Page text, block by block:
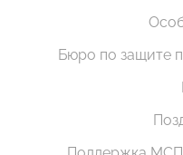
Бюро по защите